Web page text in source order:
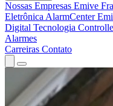
Nossas Empresas Emive
Eletrônica AlarmCenter
Digital Tecnologia
Alarmes
Carreiras Contato